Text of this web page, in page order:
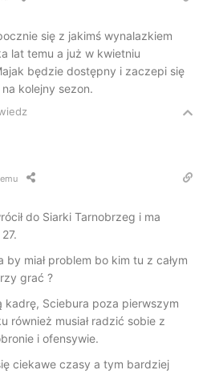
się z jakimś wynalazkiem
lat temu a już w kwietniu
będzie dostępny i zaczepi się
kolejny sezon.
do Siarki Tarnobrzeg i ma
by miał problem bo kim tu z całym
grać ?
kadrę, Sciebura poza pierwszym
również musiał radzić sobie z
i ofensywie.
ciekawe czasy a tym bardziej